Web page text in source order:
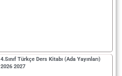
4.Sınıf Türkçe Ders Kitabı (Ada Yayınları)
2026 2027